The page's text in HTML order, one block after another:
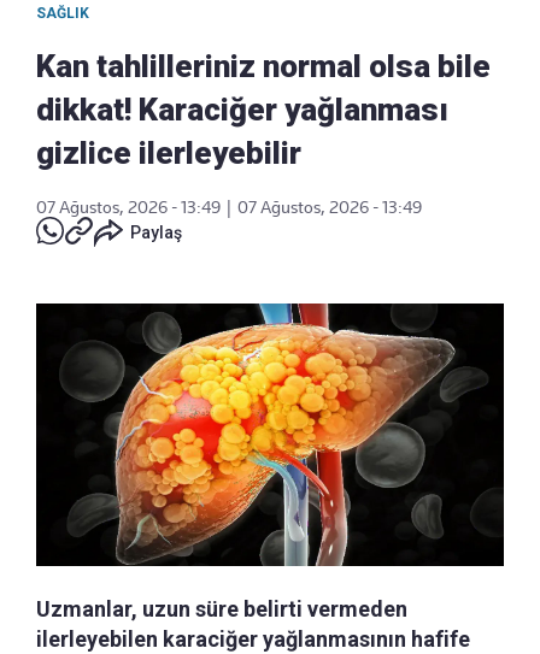
SAĞLIK
Kan tahlilleriniz normal olsa bile
dikkat! Karaciğer yağlanması
gizlice ilerleyebilir
07 Ağustos, 2026 - 13:49
07 Ağustos, 2026 - 13:49
Paylaş
Uzmanlar, uzun süre belirti vermeden
ilerleyebilen karaciğer yağlanmasının hafife